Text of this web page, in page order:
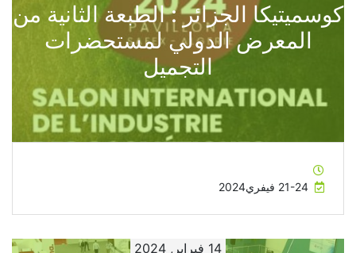
كوسميتيكا الجزائر : الطبعة الثانية من
المعرض الدولي لمستحضرات
التجميل
14 فبراير, 2024